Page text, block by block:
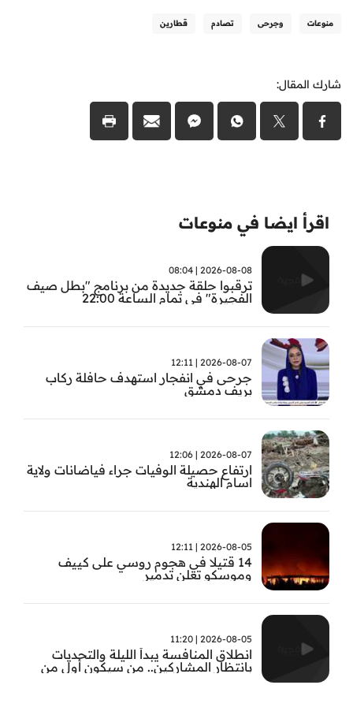
منوعات وجرحى تصادم قطارين
شارك المقال:
اقرأ ايضا في منوعات
2026-08-08 | 08:04
ترقبوا حلقة جديدة من برنامج "بطل صيف
الفجيرة" في تمام الساعة 22:00
2026-08-07 | 12:11
جرحى في انفجار استهدف حافلة ركاب
بريف دمشق
2026-08-07 | 12:06
ارتفاع حصيلة الوفيات جراء فياضانات ولاية
اسام الهندية
2026-08-05 | 12:11
14 قتيلا في هجوم روسي على كييف
وموسكو تعلن تدمير
2026-08-05 | 11:20
انطلاق المنافسة يبدأ الليلة والتحديات
بانتظار المشاركين.. من سيكون أول من